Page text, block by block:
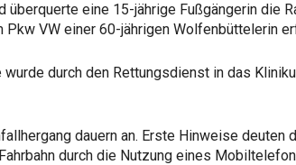
überquerte eine 15-jährige Fußgängerin die
Pkw VW einer 60-jährigen Wolfenbüttelerin
durch den Rettungsdienst in das
dauern an. Erste Hinweise deuten
durch die Nutzung eines